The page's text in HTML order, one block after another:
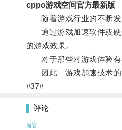
oppo游戏空间官方最新版
随着游戏行业的不断发
通过游戏加速软件或硬
的游戏效果。
对于那些对游戏体验有
因此，游戏加速技术的
#37#
评论
游客